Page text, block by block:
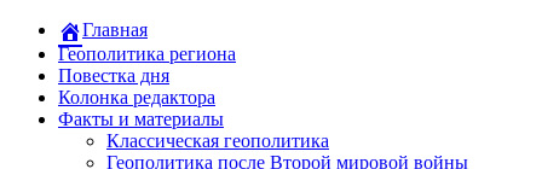
Главная
Геополитика региона
Повестка дня
Колонка редактора
Факты и материалы
Классическая геополитика
Геополитика после Второй мировой войны